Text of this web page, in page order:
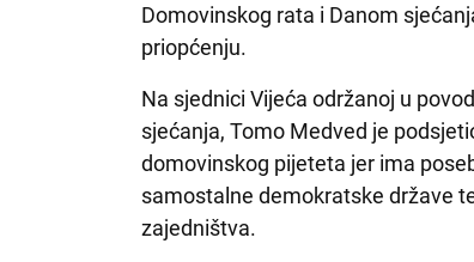
Domovinskog rata i Danom
priopćenju.
Na sjednici Vijeća održanoj u
sjećanja, Tomo Medved je
domovinskog pijeteta jer ima
samostalne demokratske države
zajedništva.